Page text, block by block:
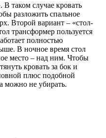
таком случае кровать
разложить спальное
Второй вариант – «стол-
трансформер пользуется
полностью
В ночное время стол
место – над ним. Чтобы
кровать за бок и
плюс подобной
можно не убирать.